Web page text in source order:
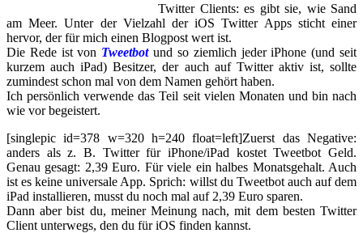
Twitter Clients: es gibt sie, wie Sand
am Meer. Unter der Vielzahl der iOS Twitter Apps sticht einer
hervor, der für mich einen Blogpost wert ist.
Die Rede ist von Tweetbotund so ziemlich jeder iPhone (und seit
kurzem auch iPad) Besitzer, der auch auf Twitter aktiv ist, sollte
zumindest schon mal von dem Namen gehört haben.
Ich persönlich verwende das Teil seit vielen Monaten und bin nach
wie vor begeistert.
[singlepic id=378 w=320 h=240 float=left]Zuerst das Negative:
anders als z. B. Twitter für iPhone/iPad kostet Tweetbot Geld.
Genau gesagt: 2,39 Euro. Für viele ein halbes Monatsgehalt. Auch
ist es keine universale App. Sprich: willst du Tweetbot auch auf dem
iPad installieren, musst du noch mal auf 2,39 Euro sparen.
Dann aber bist du, meiner Meinung nach, mit dem besten Twitter
Client unterwegs, den du für iOS finden kannst.